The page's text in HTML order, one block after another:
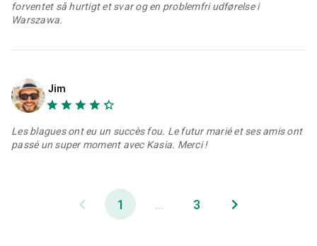
forventet så hurtigt et svar og en problemfri udførelse i
Warszawa.
Jim
Les blagues ont eu un succès fou. Le futur marié et ses amis ont
passé un super moment avec Kasia. Merci !
1 ... 3